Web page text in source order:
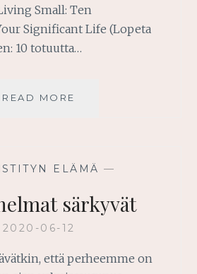
Small: Ten
Significant Life (Lopeta
10 totuutta…
READ MORE
ELÄMÄ —
särkyvät
2020-06-12
että perheemme on